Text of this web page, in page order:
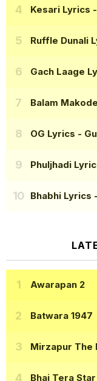
Kesari Lyrics
Ruffle Dunali
Gach Laage
Balam
OG Lyrics -
Phuljhadi
Bhabhi Lyrics
Awarapan 2
Batwara 1947
Mirzapur The
Bhai Tera